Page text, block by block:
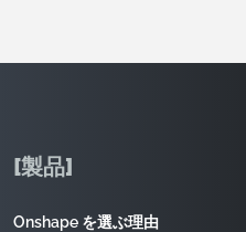
[製品]
Onshape を選ぶ理由